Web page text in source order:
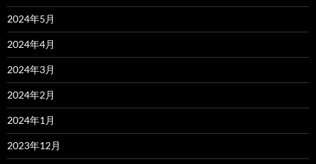
2024年5月
2024年4月
2024年3月
2024年2月
2024年1月
2023年12月